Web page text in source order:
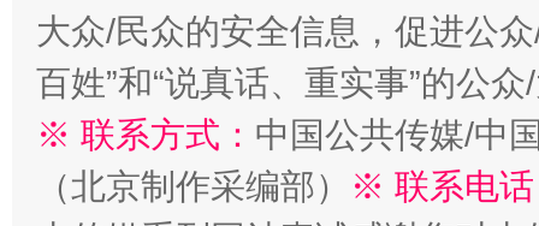
大众/民众的安全信息，促进公
百姓”和“说真话、重实事”的公
※ 联系方式： 中国公共传媒/中
（北京制作采编部）
※ 联系电